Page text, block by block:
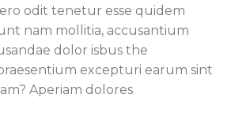
odit tenetur esse quidem
nam mollitia, accusantium
dolor isbus the
excepturi earum sint
Aperiam dolores